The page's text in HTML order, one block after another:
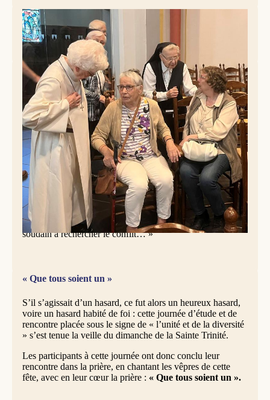
© Yvon Westhuis
Conflits
Cela ne signifie pas pour autant que les conflits n’existent
pas, bien entendu. Patrick Lens, dominicain et
psychothérapeute, dit avoir appris au couvent à « faire
conflit » : « Le fait qu’il y ait des conflits n’est pas
problématique. Plus graves sont les conflits que l’on
n’affronte jamais réellement. Le problème n’est pas le
conflit en soi, mais l’absence de lien au sein du conflit.
Dans un monde qui risque de se déchirer entre idéologie et
post-idéologie, où l’on réfléchit fortement à l’identité ou, au
contraire, s’y oppose, où chacun cherche sa propre
singularité, la réflexion sur le lien et la relation devient
essentielle. Cela vaut aussi pour la situation géopolitique
actuelle : on dirait que partout dans le monde, on se met
soudain à rechercher le conflit… »
« Que tous soient un »
S’il s’agissait d’un hasard, ce fut alors un heureux hasard,
voire un hasard habité de foi : cette journée d’étude et de
rencontre placée sous le signe de « l’unité et de la diversité
» s’est tenue la veille du dimanche de la Sainte Trinité.
Les participants à cette journée ont donc conclu leur
rencontre dans la prière, en chantant les vêpres de cette
fête, avec en leur cœur la prière : « Que tous soient un ».